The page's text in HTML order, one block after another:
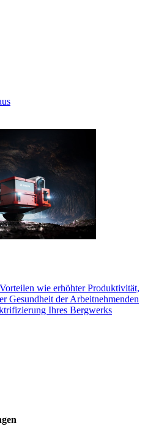
wie erhöhter Produktivität,
Gesundheit der Arbeitnehmenden
Ihres Bergwerks